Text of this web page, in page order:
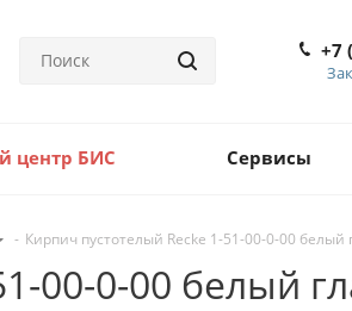
+7
центр БИС Сервисы
- Кирпич пустотелый Recke 1-51-00-0-00
00-0-00 белый